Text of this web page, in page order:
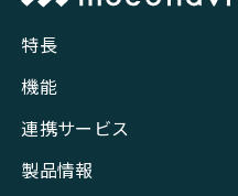
特長
機能
連携サービス
製品情報